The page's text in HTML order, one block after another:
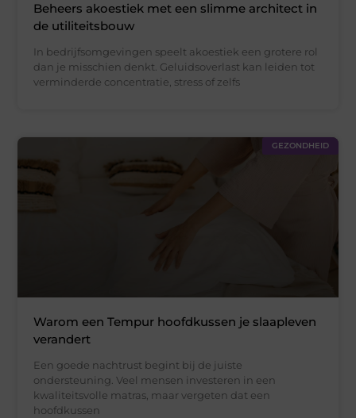
Beheers akoestiek met een slimme architect in
de utiliteitsbouw
In bedrijfsomgevingen speelt akoestiek een grotere rol
dan je misschien denkt. Geluidsoverlast kan leiden tot
verminderde concentratie, stress of zelfs
GEZONDHEID
Warom een Tempur hoofdkussen je slaapleven
verandert
Een goede nachtrust begint bij de juiste
ondersteuning. Veel mensen investeren in een
kwaliteitsvolle matras, maar vergeten dat een
hoofdkussen